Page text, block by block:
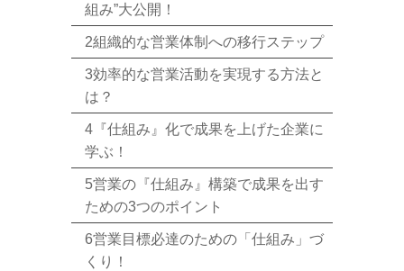
組み”大公開！
2組織的な営業体制への移行ステップ
3効率的な営業活動を実現する方法と
は？
4『仕組み』化で成果を上げた企業に
学ぶ！
5営業の『仕組み』構築で成果を出す
ための3つのポイント
6営業目標必達のための「仕組み」づ
くり！